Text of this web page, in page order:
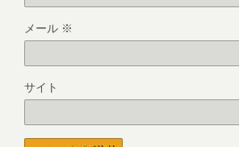
メール ※
サイト